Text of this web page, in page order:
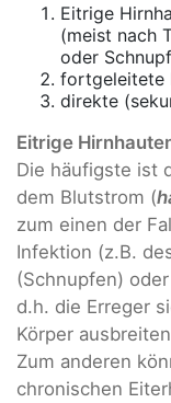
Eitrige
(meist nach
oder
fortgeleitete
direkte
Eitrige
Die häufigste ist
dem Blutstrom (
zum einen der
Infektion (z.B.
(Schnupfen)
d.h. die Erreger
Körper
Zum anderen
chronischen